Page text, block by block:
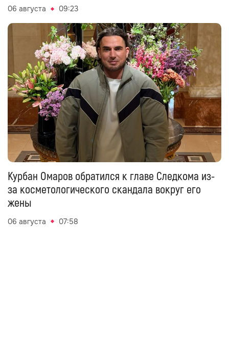
06 августа 09:23
Курбан Омаров обратился к главе Следкома из-
за косметологического скандала вокруг его
жены
06 августа 07:58